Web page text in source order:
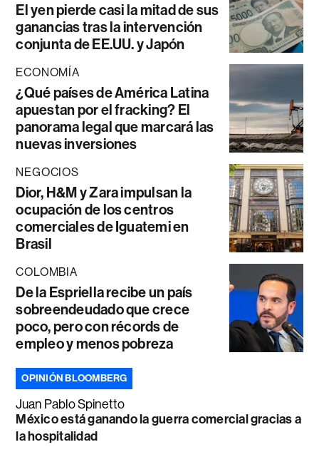
El yen pierde casi la mitad de sus
ganancias tras la intervención
conjunta de EE.UU. y Japón
ECONOMÍA
¿Qué países de América Latina
apuestan por el fracking? El
panorama legal que marcará las
nuevas inversiones
NEGOCIOS
Dior, H&M y Zara impulsan la
ocupación de los centros
comerciales de Iguatemi en
Brasil
COLOMBIA
De la Espriella recibe un país
sobreendeudado que crece
poco, pero con récords de
empleo y menos pobreza
OPINIÓN BLOOMBERG
Juan Pablo Spinetto
México está ganando la guerra comercial gracias a
la hospitalidad